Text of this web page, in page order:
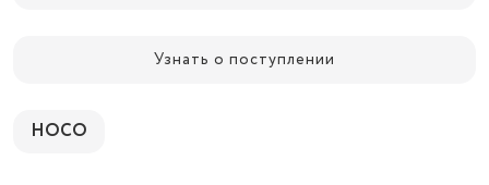
Узнать о поступлении
HOCO